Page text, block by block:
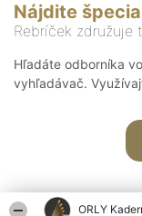
ORLY
Nájdite
Rebríček združuje
Hľadáte odborníka
vyhľadávač.